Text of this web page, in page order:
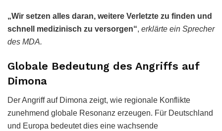
„Wir setzen alles daran, weitere Verletzte zu finden und
schnell medizinisch zu versorgen“, erklärte ein Sprecher
des MDA.
Globale Bedeutung des Angriffs auf
Dimona
Der Angriff auf Dimona zeigt, wie regionale Konflikte
zunehmend globale Resonanz erzeugen. Für Deutschland
und Europa bedeutet dies eine wachsende